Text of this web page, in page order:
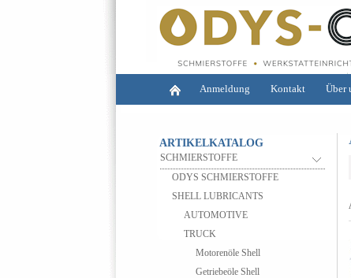
Anmeldung Kontakt Über
ARTIKELKATALOG
SCHMIERSTOFFE
ODYS SCHMIERSTOFFE
SHELL LUBRICANTS
AUTOMOTIVE
TRUCK
Motorenöle Shell
Getriebeöle Shell